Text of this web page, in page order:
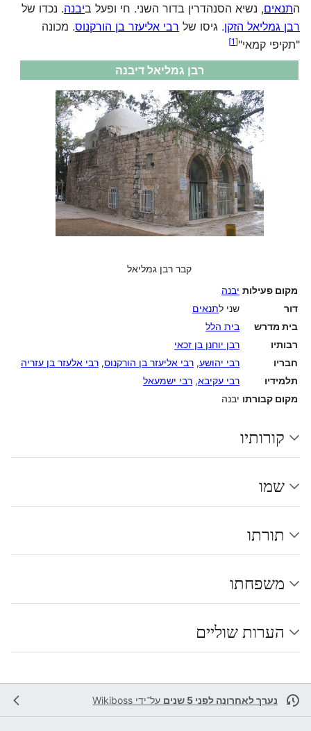
התנאים, נשיא הסנהדרין בדור השני. חי ופעל ביבנה. נכדו של
רבן גמליאל הזקן. גיסו של רבי אליעזר בן הורקנוס. מכונה
"תקיפי קמאי"‏[
1
]
רבן גמליאל דיבנה
קבר רבן גמליאל
מקום פעילות יבנה
דור
שני לתנאים
בית מדרש
בית הלל
רבותיו
רבן יוחנן בן זכאי
חבריו
רבי יהושע, רבי אליעזר בן הורקנוס, רבי אלעזר בן עזריה
תלמידיו
רבי עקיבא, רבי ישמעאל
מקום קבורתו יבנה
קורותיו
שמו
תורתו
משפחתו
הערות שוליים
נערך לאחרונה לפני 5 שנים על־ידי Wikiboss